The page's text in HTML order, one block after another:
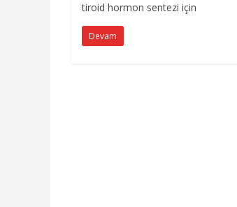
tiroid hormon sentezi için
Devam